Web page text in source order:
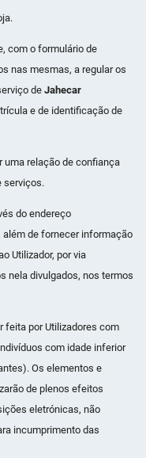
com o formulário de
nas mesmas, a regular os
de Jahecar
e de identificação de
uma relação de confiança
serviços.
do endereço
além de fornecer informação
Utilizador, por via
nela divulgados, nos termos
feita por Utilizadores com
com idade inferior
Os elementos e
de plenos efeitos
eletrónicas, não
incumprimento das